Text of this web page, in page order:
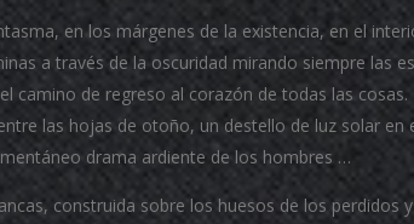
en los márgenes de la existencia, en el
a través de la oscuridad mirando siempre las
camino de regreso al corazón de todas las cosas.
las hojas de otoño, un destello de luz solar en
drama ardiente de los hombres …
construida sobre los huesos de los